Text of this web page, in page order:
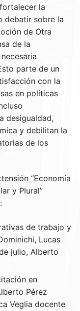
la
debatir sobre la
de Otra
de la
parte de un
con la
en políticas
desigualdad,
y debilitan la
de los
“Economía
y Plural”
de trabajo y
Lucas
julio, Alberto
en
Pérez
Veglia docente